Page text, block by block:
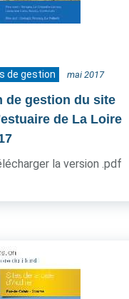
de gestion mai 2017
de gestion du site
de La Loire
la version .pdf